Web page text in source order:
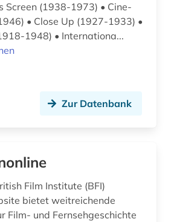
Screen (1938-1973) • Cine-
• Close Up (1927-1933) •
1948) • Internationa...
Zur Datenbank
Film Institute (BFI)
bietet weitreichende
Film- und Fernsehgeschichte